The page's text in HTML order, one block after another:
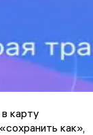
карту
как»,